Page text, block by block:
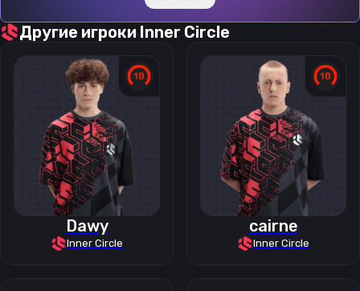
Другие игроки Inner Circle
Dawy
Inner Circle
cairne
Inner Circle